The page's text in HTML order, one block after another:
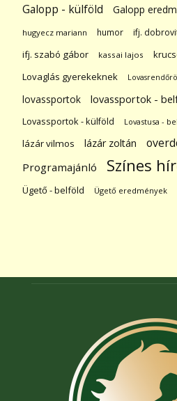
Galopp - külföld Galopp
hugyecz mariann humor ifj.
ifj. szabó gábor kassai lajos
Lovaglás gyerekeknek
lovassportok lovassportok -
Lovassportok - külföld Lovastusa -
lázár vilmos lázár zoltán
Programajánló Színes
Ügető - belföld Ügető eredmények